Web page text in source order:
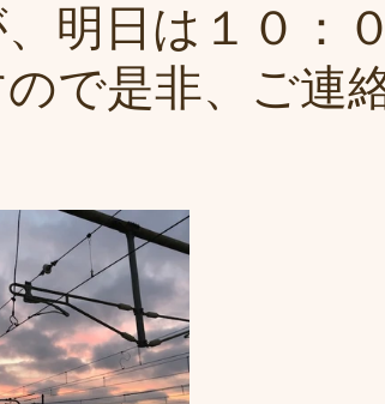
明日は１０：
ので是非、ご連